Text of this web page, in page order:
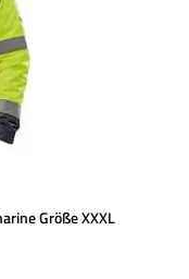
Größe XXXL